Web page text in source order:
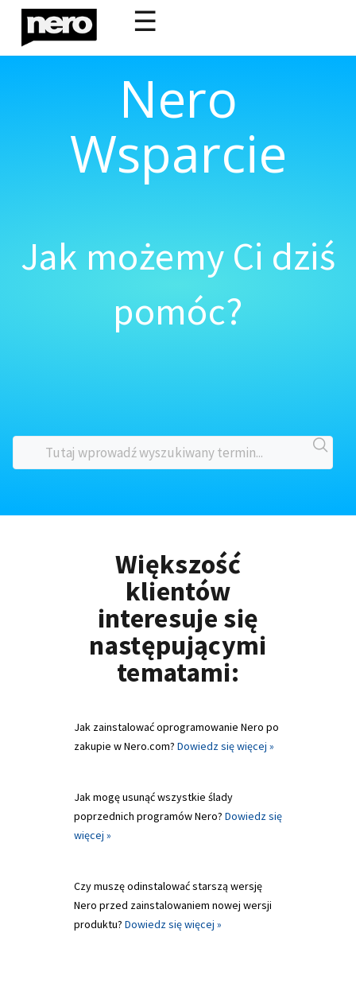
☰
Nero
Wsparcie
Jak możemy Ci dziś
pomóc?
Większość
klientów
interesuje się
następującymi
tematami:
Jak zainstalować oprogramowanie Nero po
zakupie w Nero.com? Dowiedz się więcej »
Jak mogę usunąć wszystkie ślady
poprzednich programów Nero? Dowiedz się
więcej »
Czy muszę odinstalować starszą wersję
Nero przed zainstalowaniem nowej wersji
produktu? Dowiedz się więcej »